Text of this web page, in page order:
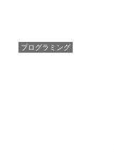
プログラミング